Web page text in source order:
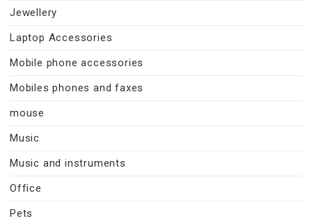
Jewellery
Laptop Accessories
Mobile phone accessories
Mobiles phones and faxes
mouse
Music
Music and instruments
Office
Pets